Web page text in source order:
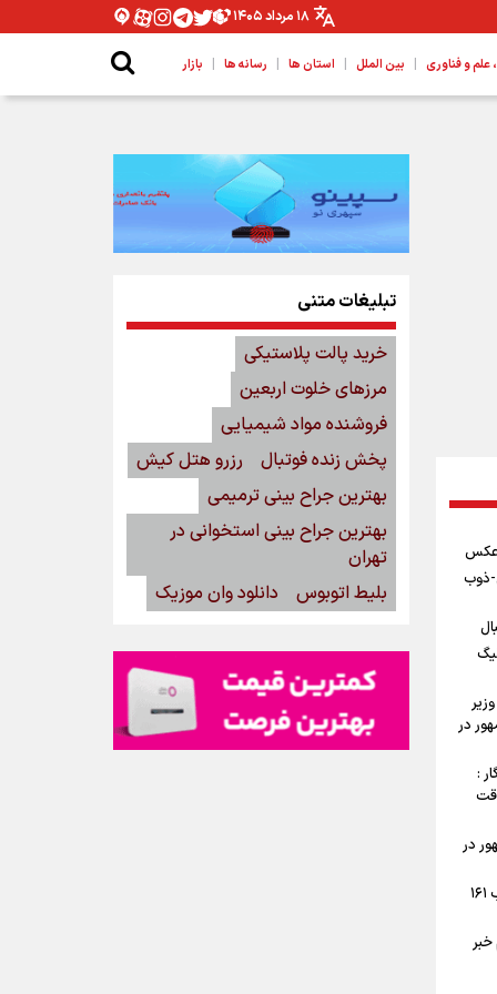
۱۸ مرداد ۱۴۰۵
و فناوری | بین الملل | استان ها | رسانه ها | بازار
عکس
ذوب
در
:
در
جوش و خروش اهالی تهرانپارس در شب ۱۶۱
تبلیغات متنی
خرید پالت پلاستیکی
مرزهای خلوت اربعین
فروشنده مواد شیمیایی
پخش زنده فوتبال
رزرو هتل کیش
بهترین جراح بینی ترمیمی
بهترین جراح بینی استخوانی در
تهران
بلیط اتوبوس
دانلود وان موزیک